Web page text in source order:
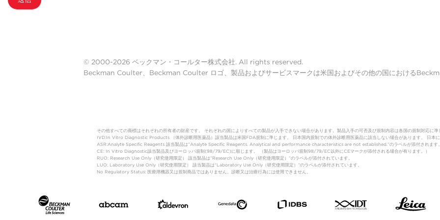
© 2000-2026 ベックマン・コールター株式会社. All rights reserved.
Beckman Coulter、Beckman Coulter ロゴ、製品およびサービスマークは米国およびその他の国における
その他すべての商標はそれぞれの所有者の財産です。 それぞれの国によりすべての製品が入手できない場合があります。製品入手の可否及び規制内容は各国の規制対応に
IVD:In Vitro Diagnostic Products （体外診断用医薬品）該当製品は米国FDA規制に準じます。 日本国内規制での体外診断用医薬品に該当しない場合があります。 日本
ASR:Analyte Specific Reagents 該当製品は”Analyte Specific Reagents. Analytical and performance characteristics are not established.”のラベルが添付されます
CE: In Vitro Diagnostic該当製品及びヨーロッパ規制(98/79/EC)に順じます。 （製品はヨーロッパ規制98/79/EC以外にCEマークが添付される場合が有ります。）
RUO: Research Use Only（研究使用限定） 該当製品は”Research Use Only（研究使用限定）”のラベルが添付されています。
LUO: Laboratory Use Only（研究使用限定） 該当製品は”Laboratory Use Only（研究使用限定）”のラベルが添付されています。
No Regulatory Status: 医療用機器又は規制商品ではありません。診断又は治療行為には使用できません。